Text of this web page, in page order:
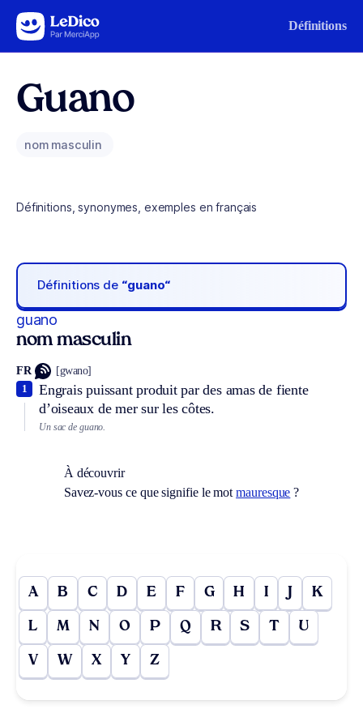
Aller au contenu Définitions
Guano
nom masculin
Définitions, synonymes, exemples en français
Définitions de “guano“
guano
nom masculin
FR [gwano]
Engrais puissant produit par des amas de fiente
d’oiseaux de mer sur les côtes.
1
Un sac de guano.
À découvrir
Savez-vous ce que signifie le motmauresque ?
A B C D E F G H I J K
L M N O P Q R S T U
V W X Y Z